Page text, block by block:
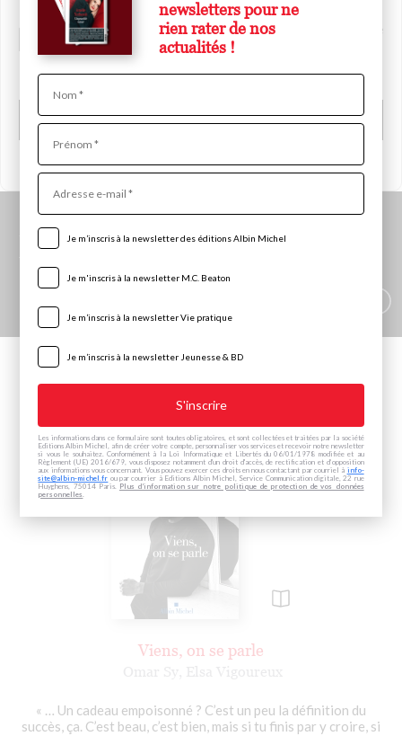
newsletters pour ne
rien rater de nos
actualités !
Nom
Prénom
Adresse
mail
Je m’inscris à la newsletter des éditions Albin Michel
Je m'inscris à la newsletter M.C. Beaton
Je m’inscris à la newsletter Vie pratique
Je m’inscris à la newsletter Jeunesse & BD
Les informations dans ce formulaire sont toutes obligatoires, et sont collectées et traitées par la société
Editions Albin Michel, afin de créer votre compte, personnaliser vos services et recevoir notre newsletter
si vous le souhaitez. Conformément à la Loi Informatique et Libertés du 06/01/1978 modifiée et au
Règlement (UE) 2016/679, vous disposez notamment d'un droit d'accès, de rectification et d’opposition
aux informations vous concernant. Vous pouvez exercer ces droits en nous contactant par courriel à info-
site@albin-michel.fr ou par courrier à Editions Albin Michel, Service Communication digitale, 22 rue
Huyghens, 75014 Paris. Plus d’information sur notre politique de protection de vos données
personnelles.
Édition Livre numérique
Acheter le livre
Bibliographie
Viens, on se parle
« … Un cadeau empoisonné ? C’est un peu la définition du
succès, ça. C’est beau, c’est bien, mais si tu finis par y croire, si